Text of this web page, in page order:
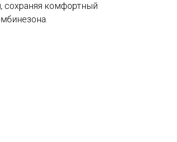
сохраняя комфортный